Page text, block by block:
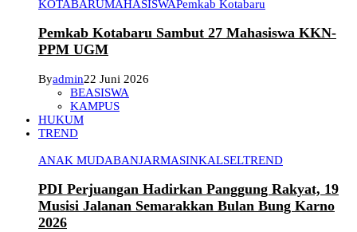
KOTABARUMAHASISWAPemkab Kotabaru
Pemkab Kotabaru Sambut 27 Mahasiswa KKN-
PPM UGM
Byadmin22 Juni 2026
BEASISWA
KAMPUS
HUKUM
TREND
ANAK MUDABANJARMASINKALSELTREND
PDI Perjuangan Hadirkan Panggung Rakyat, 19
Musisi Jalanan Semarakkan Bulan Bung Karno
2026